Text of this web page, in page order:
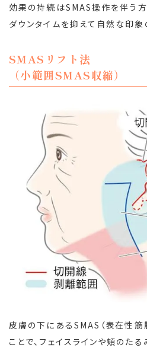
効果の持続はSMAS操作を伴う
ダウンタイムを抑えて自然な印象
SMASリフト法
（小範囲SMAS収縮）
皮膚の下にあるSMAS（表在性筋
ことで、フェイスラインや頬のた